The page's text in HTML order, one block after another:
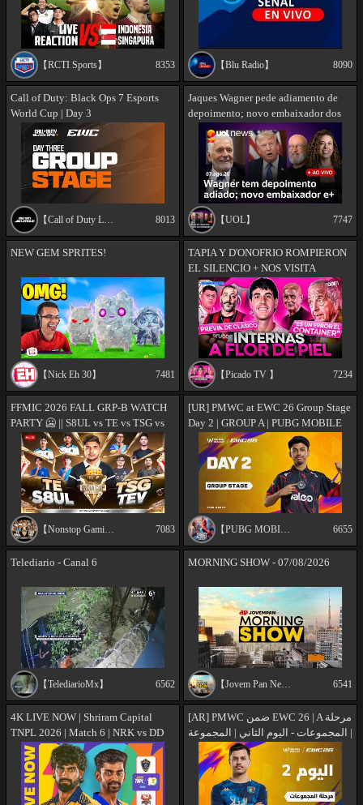
【RCTI Sports】 8353 【Blu Radio】 8090
Call of Duty: Black Ops 7 Esports
World Cup | Day 3
【Call of Duty League】 8013
Jaques Wagner pede adiamento de
depoimento; novo embaixador dos
EUA no Brasil; ciclone-bomba e +
【UOL】 7747
NEW GEM SPRITES!
【Nick Eh 30】 7481
TAPIA Y D'ONOFRIO ROMPIERON
EL SILENCIO + NOS VISITA
GERSON | DIGAMOS TODO CON
GONZA CARDOZO
【Picado TV 】 7234
FFMIC 2026 FALL GRP-B WATCH
PARTY 🥶 || S8UL vs TE vs TSG vs
TEV #iQOO #iQOOZ11
【Nonstop Gaming】 7083
[UR] PMWC at EWC 26 Group Stage
Day 2 | GROUP A | PUBG MOBILE
WORLD CUP at 2026 ESPORTS
WORLD CUP
【PUBG MOBILE Pakistan Official】 6655
Telediario - Canal 6
【TelediarioMx】 6562
MORNING SHOW - 07/08/2026
【Jovem Pan News】 6541
4K LIVE NOW | Shriram Capital
TNPL 2026 | Match 6 | NRK vs DD
[AR] PMWC ضمن EWC 26 | A مرحلة
المجموعات - اليوم الثاني | المجموعة |
PMWC ضمن 2026 ESPORTS
WORLD CUP